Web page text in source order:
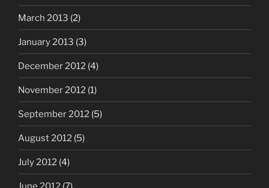
March 2013 (2)
January 2013 (3)
December 2012 (4)
November 2012 (1)
September 2012 (5)
August 2012 (5)
July 2012 (4)